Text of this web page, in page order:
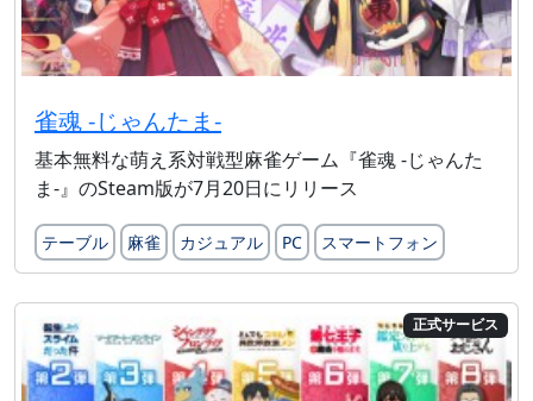
雀魂 -じゃんたま-
基本無料な萌え系対戦型麻雀ゲーム『雀魂 -じゃんた
ま-』のSteam版が7月20日にリリース
テーブル 麻雀 カジュアル PC スマートフォン
正式サービス